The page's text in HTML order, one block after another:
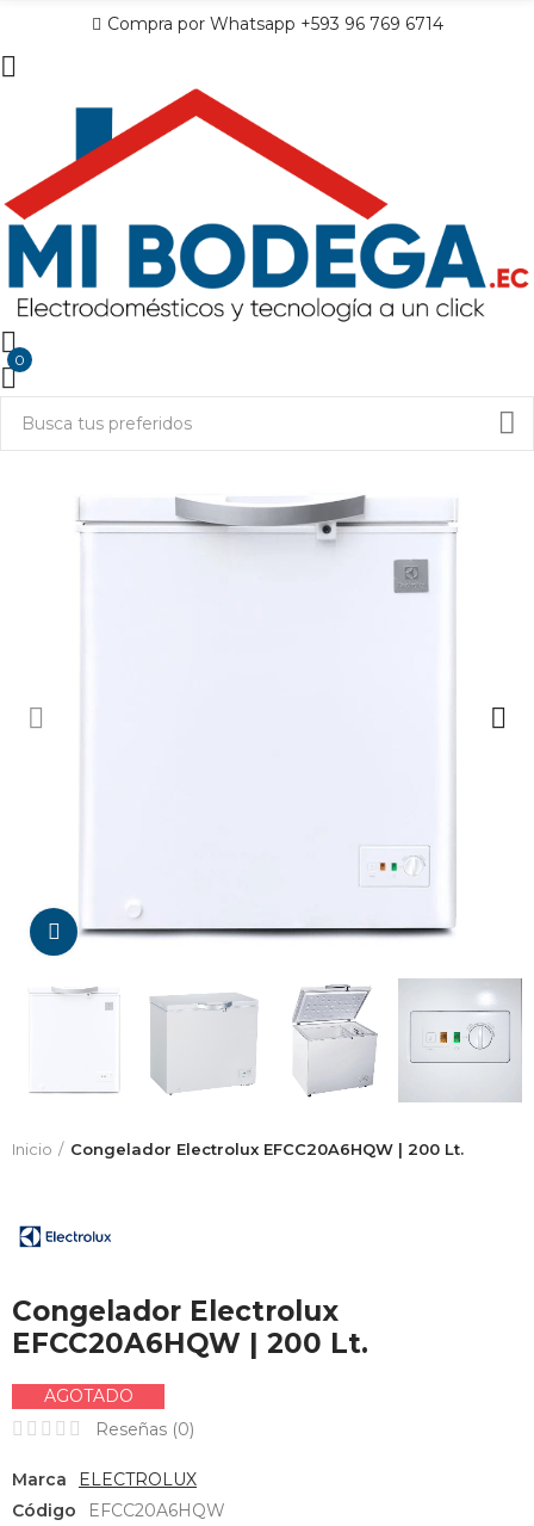
Compra por Whatsapp +593 96 769 6714
0
Da click para agrandar
Inicio Congelador Electrolux EFCC20A6HQW | 200 Lt.
Congelador Electrolux
EFCC20A6HQW | 200 Lt.
AGOTADO
Reseñas (0)
Marca
ELECTROLUX
Código
EFCC20A6HQW